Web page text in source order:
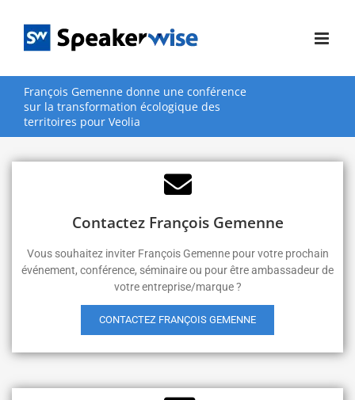
contenu
François Gemenne donne une conférence
sur la transformation écologique des
territoires pour Veolia
Contactez François Gemenne
Vous souhaitez inviter François Gemenne pour votre prochain
événement, conférence, séminaire ou pour être ambassadeur de
votre entreprise/marque ?
CONTACTEZ FRANÇOIS GEMENNE